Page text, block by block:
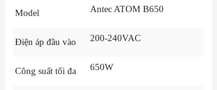
Model Antec ATOM B650
Điện áp đầu vào 200-240VAC
Công suất tối đa 650W